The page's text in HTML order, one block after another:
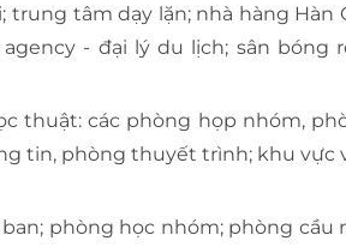
tâm dạy lặn; nhà hàng Hàn
- đại lý du lịch; sân bóng
thuật: các phòng họp nhóm,
tin, phòng thuyết trình; khu vực
phòng học nhóm; phòng cầu